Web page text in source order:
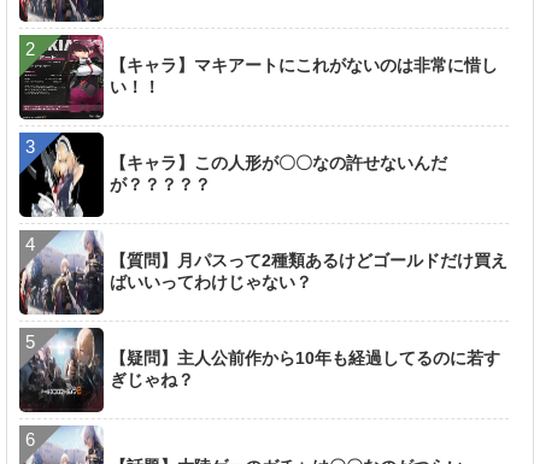
【キャラ】マキアートにこれがないのは非常に惜し
い！！
【キャラ】この人形が〇〇なの許せないんだ
が？？？？？
【質問】月パスって2種類あるけどゴールドだけ買え
ばいいってわけじゃない？
【疑問】主人公前作から10年も経過してるのに若す
ぎじゃね？